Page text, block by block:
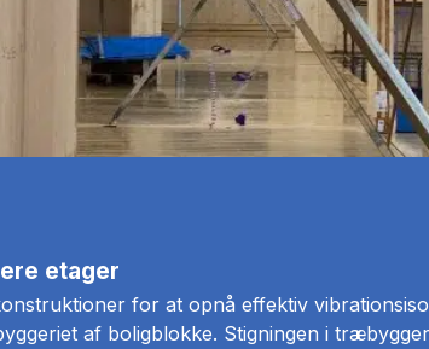
etager
for at opnå effektiv
af boligblokke. Stigningen i